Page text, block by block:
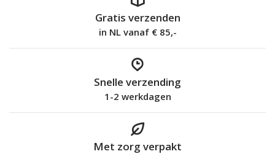
Gratis verzenden
in NL vanaf € 85,-
Snelle verzending
1-2 werkdagen
Met zorg verpakt